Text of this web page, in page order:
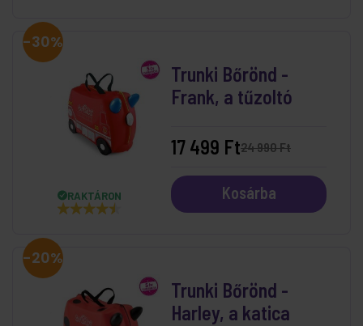
-30%
RAKTÁRON
Trunki Bőrönd -
Frank, a tűzoltó
24 990 Ft
17 499 Ft
Kosárba
-20%
Trunki Bőrönd -
Harley, a katica